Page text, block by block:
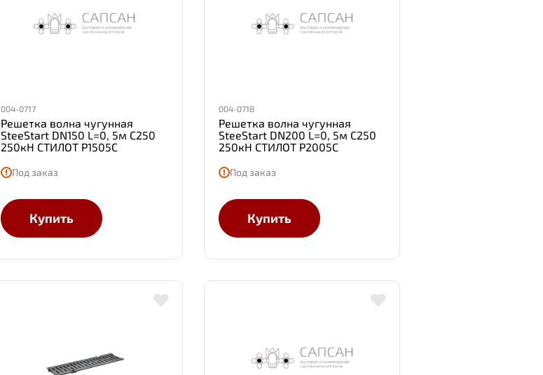
004-0717
Решетка волна чугунная
SteeStart DN150 L=0, 5м С250
250кН СТИЛОТ Р1505С
Под заказ
Купить
004-0718
Решетка волна чугунная
SteeStart DN200 L=0, 5м С250
250кН СТИЛОТ Р2005С
Под заказ
Купить